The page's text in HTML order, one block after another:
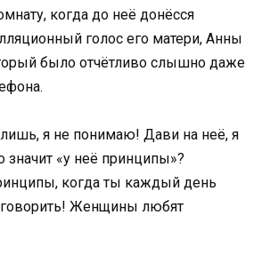
когда до неё донёсся
голос его матери, Анны
было отчётливо слышно даже
я не понимаю! Дави на неё, я
значит «у неё принципы»?
когда ты каждый день
Женщины любят